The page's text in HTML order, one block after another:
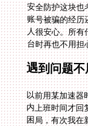
安全防护这块也
账号被骗的经历
人很安心。所有
台时再也不用担
遇到问题
以前用某加速器
内上班时间才回
困局，有次我在
班工程师居然5
针对各平台政策